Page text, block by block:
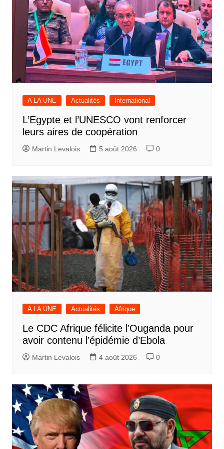
A LA UNE Actualités International
L’Egypte et l’UNESCO vont renforcer
leurs aires de coopération
Martin Levalois 5 août 2026 0
A LA UNE Actualités Afrique
Le CDC Afrique félicite l’Ouganda pour
avoir contenu l’épidémie d’Ebola
Martin Levalois 4 août 2026 0